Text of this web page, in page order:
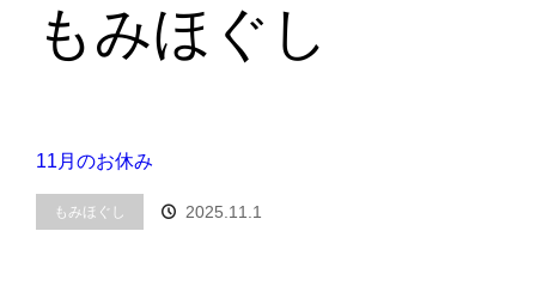
もみほぐし
11月のお休み
もみほぐし 2025.11.1